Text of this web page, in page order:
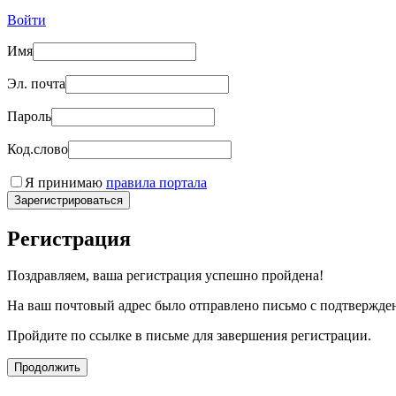
Войти
Имя
Эл. почта
Пароль
Код.слово
Я принимаю правила портала
Зарегистрироваться
Регистрация
Поздравляем, ваша регистрация успешно пройдена!
На ваш почтовый адрес было отправлено письмо с
Пройдите по ссылке в письме для завершения регистрации.
Продолжить